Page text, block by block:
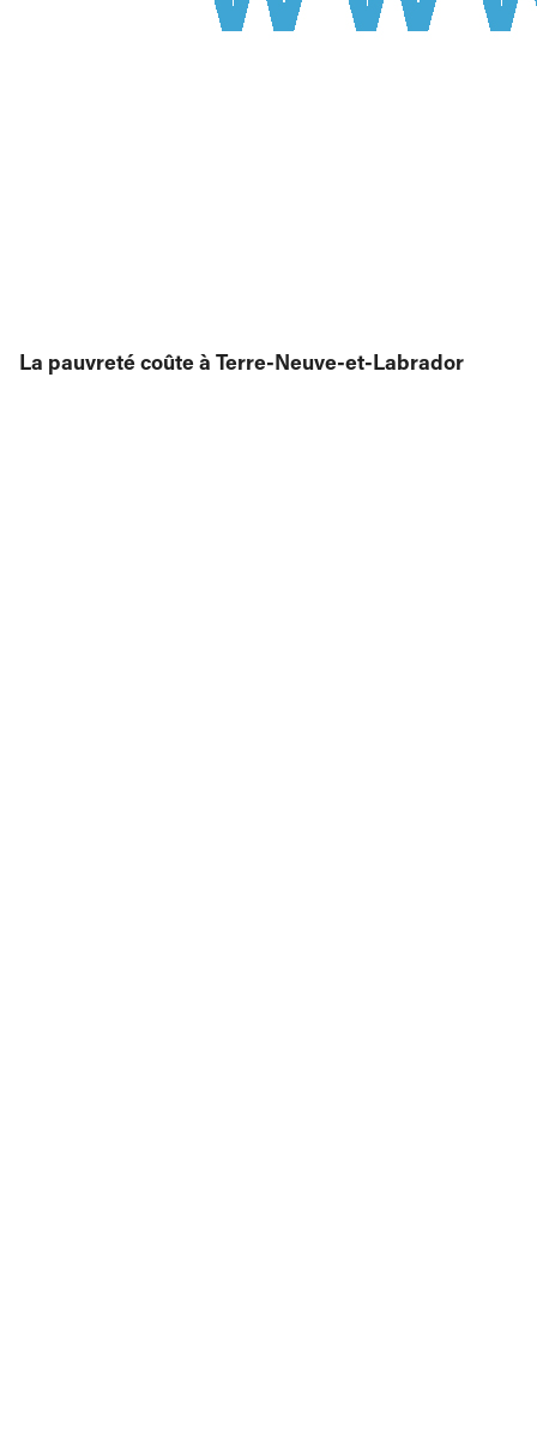
La pauvreté coûteà Terre-Neuve-et-Labrador